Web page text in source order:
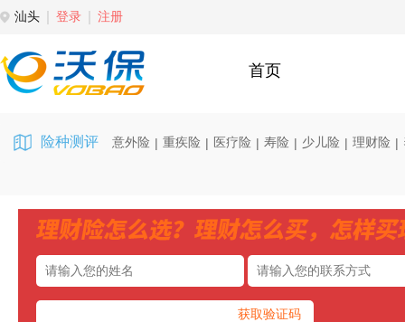
汕头 登录 注册
首页
险种测评 意外险 | 重疾险 | 医疗险 | 寿险 | 少儿险 | 理财险 |
获取验证码